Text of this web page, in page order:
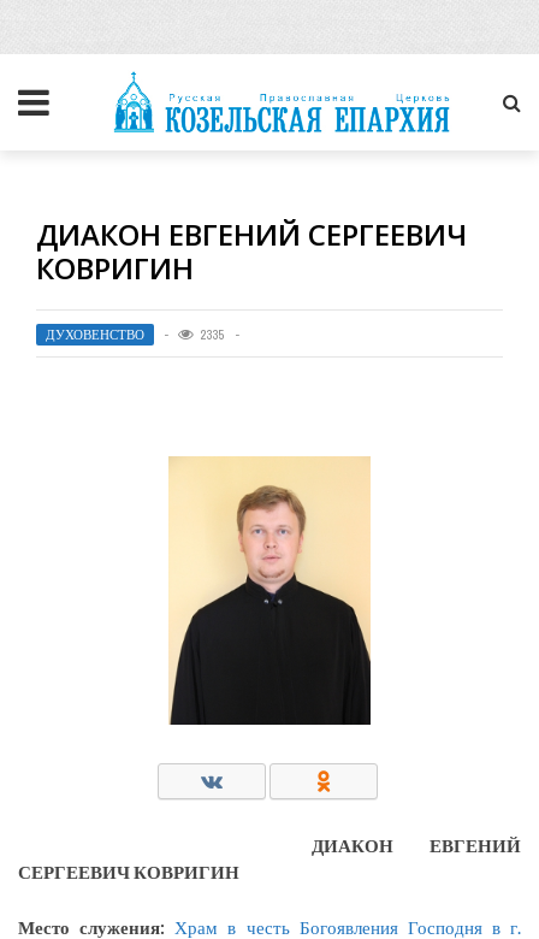
ДИАКОН ЕВГЕНИЙ СЕРГЕЕВИЧ
КОВРИГИН
ДУХОВЕНСТВО 2335
ДИАКОН ЕВГЕНИЙ
СЕРГЕЕВИЧ КОВРИГИН
Место служения: Храм в честь Богоявления Господня в г.